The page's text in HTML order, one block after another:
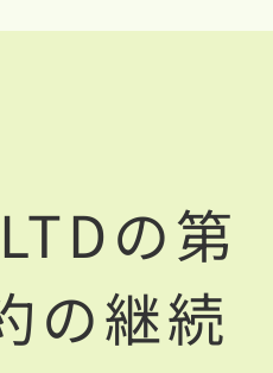
の第
の継続